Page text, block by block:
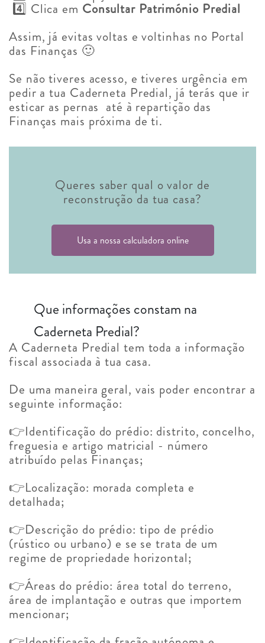
4️⃣ Clica em Consultar Património Predial
Assim, já evitas voltas e voltinhas no Portal
das Finanças 🙂
Se não tiveres acesso, e tiveres urgência em
pedir a tua Caderneta Predial, já terás que ir
esticar as pernas até à repartição das
Finanças mais próxima de ti.
Queres saber qual o valor de
reconstrução da tua casa?
Usa a nossa calculadora online
Que informações constam na
Caderneta Predial?
A Caderneta Predial tem toda a informação
fiscal associada à tua casa.
De uma maneira geral, vais poder encontrar a
seguinte informação:
👉Identificação do prédio: distrito, concelho,
freguesia e artigo matricial - número
atribuído pelas Finanças;
👉Localização: morada completa e
detalhada;
👉Descrição do prédio: tipo de prédio
(rústico ou urbano) e se se trata de um
regime de propriedade horizontal;
👉Áreas do prédio: área total do terreno,
área de implantação e outras que importem
mencionar;